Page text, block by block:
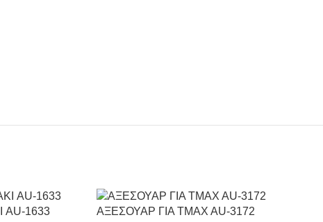
1633 ΑΞΕΣΟΥΑΡ ΓΙΑ TMAX AU-3172